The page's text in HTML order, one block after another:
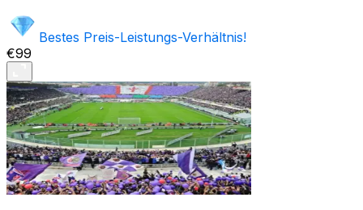
Bestes Preis-Leistungs-Verhältnis!
€99